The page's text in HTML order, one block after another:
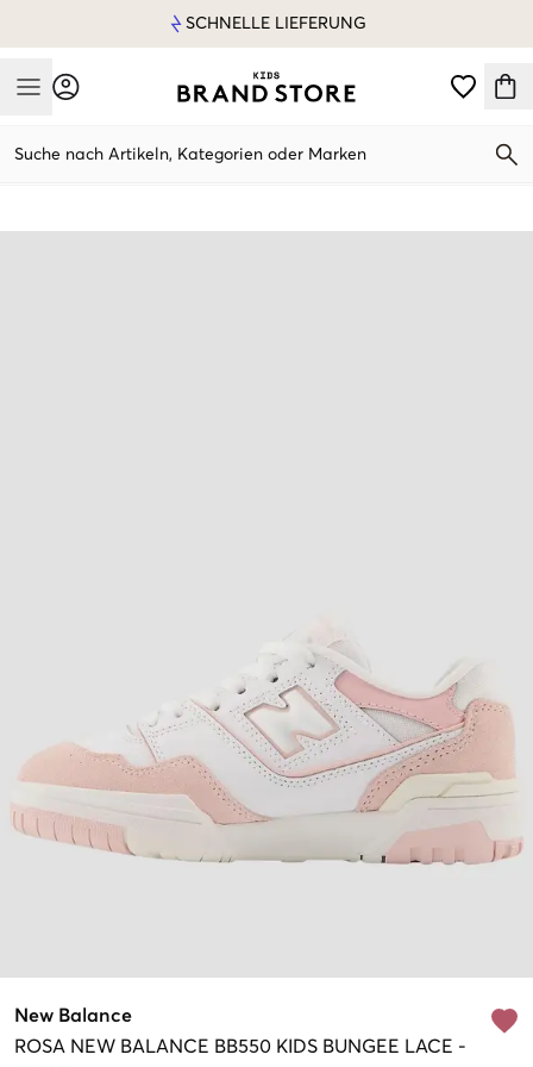
SCHNELLE LIEFERUNG
Mobile Menu
Suche nach Artikeln, Kategorien oder Marken
New Balance
ROSA NEW BALANCE BB550 KIDS BUNGEE LACE -